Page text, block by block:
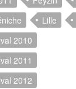
Lille
2010
2011
2012